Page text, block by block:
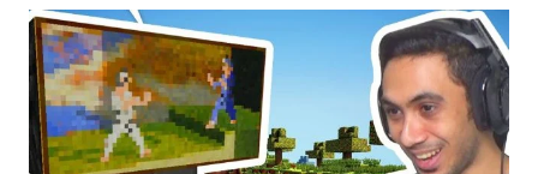
سويت
مخزن
خورافي!